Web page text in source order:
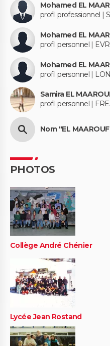
Mohamed EL
profil professionnel |
Mohamed EL
profil personnel |
Mohamed EL
profil personnel |
Samira EL
profil personnel |
Nom "EL
PHOTOS
Collège André Chénier
Lycée Jean Rostand